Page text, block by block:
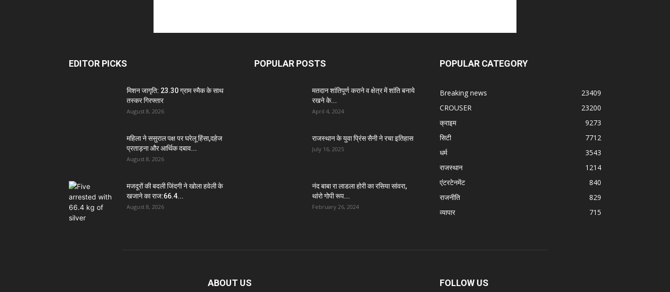
EDITOR PICKS
मिशन जागृति: 23.30 ग्राम स्मैक के साथ
तस्कर गिरफ्तार
August 8, 2026
महिला ने ससुराल पक्ष पर घरेलू हिंसा,दहेज
प्रताड़ना और आर्थिक दबाव...
August 8, 2026
मजदूरों की बदली जिंदगी ने खोला हवेली के
खजाने का राज:66.4...
August 8, 2026
POPULAR POSTS
मतदान शांतिपूर्ण कराने व क्षेत्र में शांति बनाये
रखने के...
April 4, 2024
राजस्थान के युवा प्रिंस सैनी ने रचा इतिहास
July 16, 2025
नंद बाबा रा लाडला होरी का रसिया सांवरा,
थांरो गोपी रूप...
February 26, 2024
POPULAR CATEGORY
Breaking news
23409
CROUSER
23200
क्राइम
9273
सिटी
7712
धर्म
3543
राजस्थान
1214
एंटरटेनमेंट
840
राजनीति
829
व्यापार
715
ABOUT US FOLLOW US